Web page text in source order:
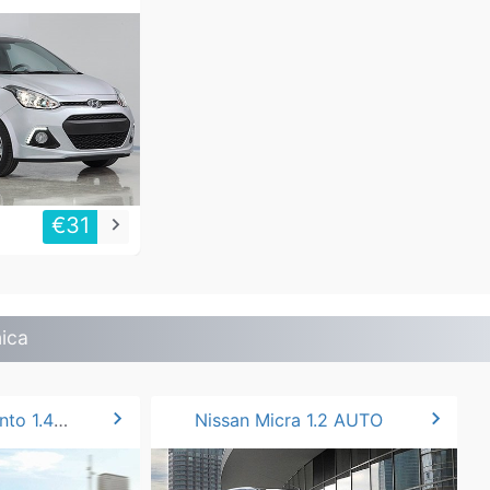
€31 keyboard_arrow_right
Fiat Grande Punto 1.4 gr chevron_right Nissan Micra 1.2 AUTO chevron_right